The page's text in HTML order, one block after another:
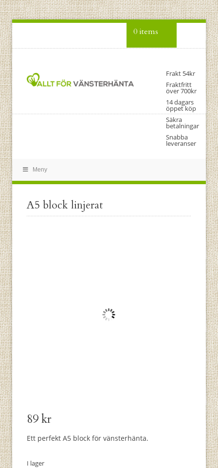
0 items
Frakt 54kr
Fraktfritt
över 700kr
14 dagars
öppet köp
Säkra
betalningar
Snabba
leveranser
Meny
A5 block linjerat
89kr
Ett perfekt A5 block för vänsterhänta.
I lager